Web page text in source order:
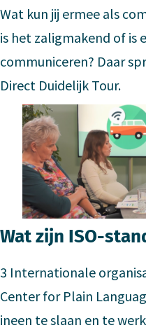
Wat kun jij ermee als
is het zaligmakend of is
communiceren? Daar
Direct Duidelijk Tour.
Wat zijn ISO-
3 Internationale
Center for Plain
ineen te slaan en te